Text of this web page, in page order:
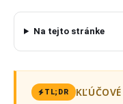
Na tejto stránke
TL;DR